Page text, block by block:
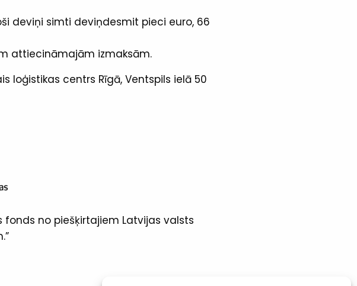
deviņi simti deviņdesmit pieci euro, 66
attiecināmajām izmaksām.
loģistikas centrs Rīgā, Ventspils ielā 50
no piešķirtajiem Latvijas valsts